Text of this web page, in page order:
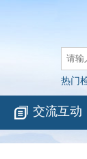
热门
交流互动